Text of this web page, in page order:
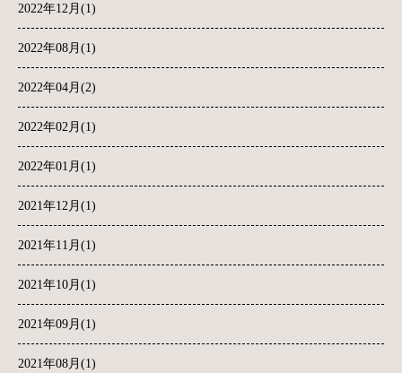
2022年12月(1)
2022年08月(1)
2022年04月(2)
2022年02月(1)
2022年01月(1)
2021年12月(1)
2021年11月(1)
2021年10月(1)
2021年09月(1)
2021年08月(1)